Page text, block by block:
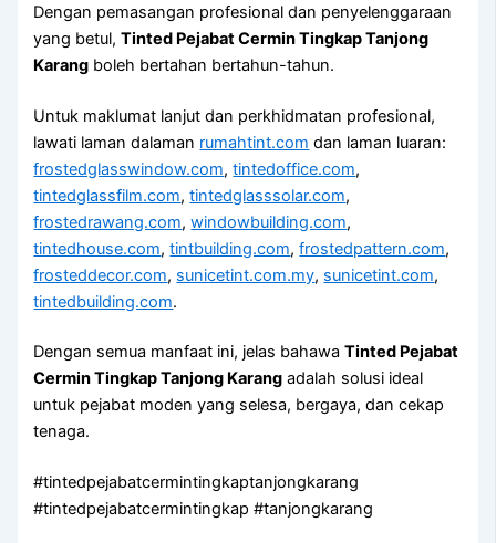
Dengan pemasangan profesional dan penyelenggaraan
yang betul,Tinted Pejabat Cermin Tingkap Tanjong
Karang boleh bertahan bertahun-tahun.
Untuk maklumat lanjut dan perkhidmatan profesional,
lawati laman dalaman rumahtint.com dan laman luaran:
frostedglasswindow.com,tintedoffice.com,
tintedglassfilm.com,tintedglasssolar.com,
frostedrawang.com,windowbuilding.com,
tintedhouse.com,tintbuilding.com,frostedpattern.com,
frosteddecor.com, sunicetint.com.my, sunicetint.com,
tintedbuilding.com.
Dengan semua manfaat ini, jelas bahawaTinted Pejabat
Cermin Tingkap Tanjong Karang adalah solusi ideal
untuk pejabat moden yang selesa, bergaya, dan cekap
tenaga.
#tintedpejabatcermintingkaptanjongkarang
#tintedpejabatcermintingkap #tanjongkarang